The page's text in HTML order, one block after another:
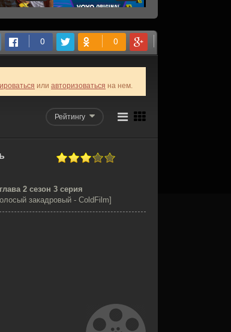
или авторизоваться на нем.
Рейтингу
2 сезон 3 серия
закадровый - ColdFilm]